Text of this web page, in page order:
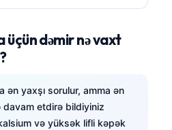
üçün dəmir nə vaxt
ən yaxşı sorulur, amma ən
davam etdirə bildiyiniz
və yüksək lifli kəpək